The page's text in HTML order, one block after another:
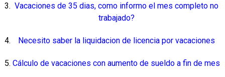
Vacaciones de 35 dias, como informo el mes completo no
trabajado?
Necesito saber la liquidacion de licencia por vacaciones
Cálculo de vacaciones con aumento de sueldo a fin de mes